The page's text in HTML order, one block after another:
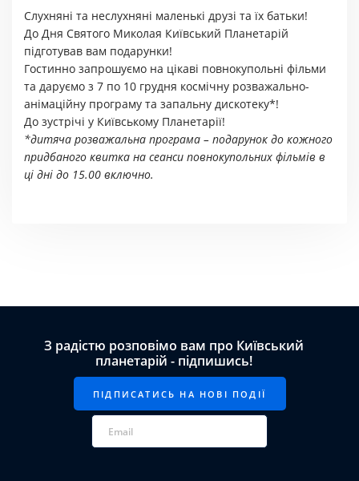
Слухняні та неслухняні маленькі друзі та їх батьки!
До Дня Святого Миколая Київський Планетарій
підготував вам подарунки!
Гостинно запрошуємо на цікаві повнокупольні фільми
та даруємо з 7 по 10 грудня космічну розважально-
анімаційну програму та запальну дискотеку*!
До зустрічі у Київському Планетарії!
*дитяча розважальна програма – подарунок до кожного
придбаного квитка на сеанси повнокупольних фільмів в
ці дні до 15.00 включно.
З радістю розповімо вам про Київський
планетарій - підпишись!